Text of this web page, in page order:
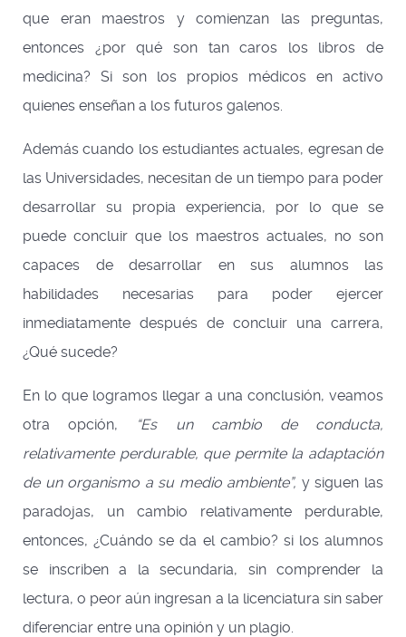
que eran maestros y comienzan las preguntas,
entonces ¿por qué son tan caros los libros de
medicina? Si son los propios médicos en activo
quienes enseñan a los futuros galenos.
Además cuando los estudiantes actuales, egresan de
las Universidades, necesitan de un tiempo para poder
desarrollar su propia experiencia, por lo que se
puede concluir que los maestros actuales, no son
capaces de desarrollar en sus alumnos las
habilidades necesarias para poder ejercer
inmediatamente después de concluir una carrera,
¿Qué sucede?
En lo que logramos llegar a una conclusión, veamos
otra opción,
“Es un cambio de conducta,
relativamente perdurable, que permite la adaptación
de un organismo a su medio ambiente”, y siguen las
paradojas, un cambio relativamente perdurable,
entonces, ¿Cuándo se da el cambio? si los alumnos
se inscriben a la secundaria, sin comprender la
lectura, o peor aún ingresan a la licenciatura sin saber
diferenciar entre una opinión y un plagio.